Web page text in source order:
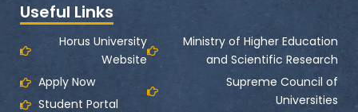
b
o
k
i
t
t
a
g
r
a
m
u
e
Useful Links
Horus University
Website
Apply Now
Student Portal
Ministry of Higher Education
and Scientific Research
Supreme Council of
Universities